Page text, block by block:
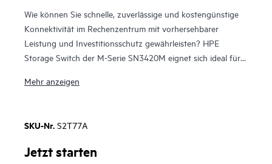
Wie können Sie schnelle, zuverlässige und kostengünstige
Konnektivität im Rechenzentrum mit vorhersehbarer
Leistung und Investitionsschutz gewährleisten? HPE
Storage Switch der M-Serie SN3420M eignet sich ideal für
Unterstützung von Portgeschwindigkeiten von 1, 10, 25,
Übertragungen für alle Ports und Paketgrößen. Sie sind für
bieten Leistung der Enterprise-Klasse bei attraktiver
Mehr anzeigen
SKU-Nr. S2T77A
Jetzt starten